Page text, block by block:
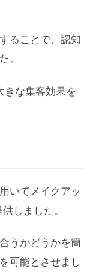
ることで、認知
。
きな集客効果を
いてメイクアッ
しました。
うかどうかを簡
可能とさせまし